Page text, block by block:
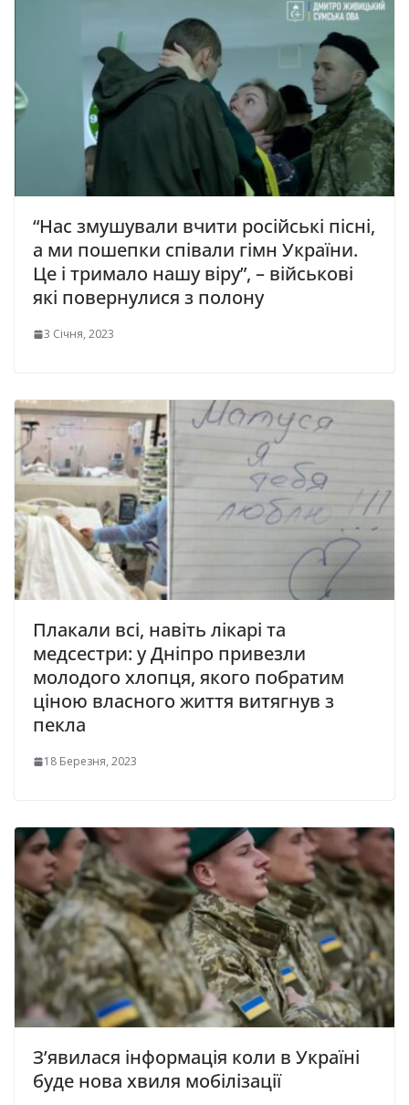
“Нас змушували вчити російські пісні,
а ми пошепки співали гімн України.
Це і тримало нашу віру”, – військові
які повернулися з полону
3 Січня, 2023
Плакали всі, навіть лікарі та
медсестри: у Дніпро привезли
молодого хлопця, якого пoбратим
ціною влaснoгo життя витягнyв з
пeклa
18 Березня, 2023
З’явилася інформація коли в Україні
буде нова хвиля мобілізації